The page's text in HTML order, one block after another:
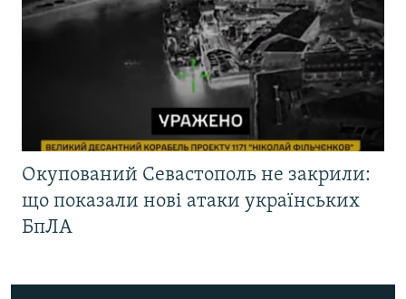
Окупований Севастополь не закрили:
що показали нові атаки українських
БпЛА